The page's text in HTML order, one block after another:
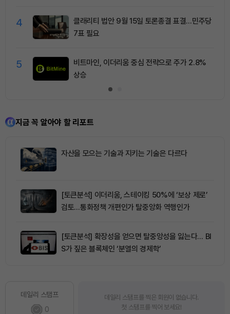
4
클래리티 법안 9월 15일 토론종결 표결…민주당
7표 필요
5
비트마인, 이더리움 중심 전략으로 주가 2.8%
상승
지금 꼭 알아야 할 리포트
자산을 모으는 기술과 지키는 기술은 다르다
[토큰분석] 이더리움, 스테이킹 50%에 ‘보상 제로’
검토…통화정책 개편인가 탈중앙화 역행인가
[토큰분석] 확장성을 얻으면 탈중앙성을 잃는다… BI
S가 짚은 블록체인 ‘분열의 경제학’
데일리 스탬프
0
데일리 스탬프를 찍은 회원이 없습니다.
첫 스탬프를 찍어 보세요!